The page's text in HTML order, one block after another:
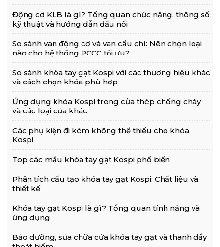
Động cơ KLB là gì? Tổng quan chức năng, thông số
kỹ thuật và hướng dẫn đấu nối
So sánh van động cơ và van cầu chì: Nên chọn loại
nào cho hệ thống PCCC tối ưu?
So sánh khóa tay gạt Kospi với các thương hiệu khác
và cách chọn khóa phù hợp
Ứng dụng khóa Kospi trong cửa thép chống cháy
và các loại cửa khác
Các phụ kiện đi kèm không thể thiếu cho khóa
Kospi
Top các mẫu khóa tay gạt Kospi phổ biến
Phân tích cấu tạo khóa tay gạt Kospi: Chất liệu và
thiết kế
Khóa tay gạt Kospi là gì? Tổng quan tính năng và
ứng dụng
Bảo dưỡng, sửa chữa cửa khóa tay gạt và thanh đẩy